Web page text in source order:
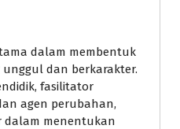
dalam membentuk
unggul dan berkarakter.
fasilitator
agen perubahan,
dalam menentukan